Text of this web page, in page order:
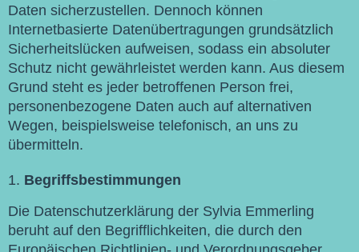
Daten sicherzustellen. Dennoch können
Internetbasierte Datenübertragungen grundsätzlich
Sicherheitslücken aufweisen, sodass ein absoluter
Schutz nicht gewährleistet werden kann. Aus diesem
Grund steht es jeder betroffenen Person frei,
personenbezogene Daten auch auf alternativen
Wegen, beispielsweise telefonisch, an uns zu
übermitteln.
Begriffsbestimmungen
Die Datenschutzerklärung der Sylvia Emmerling
beruht auf den Begrifflichkeiten, die durch den